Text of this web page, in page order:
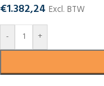
€1.382,24 Excl. BTW
-
+